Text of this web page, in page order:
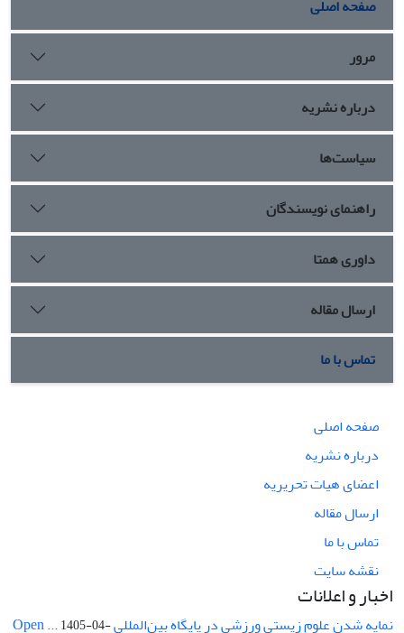
صفحه اصلی
مرور
درباره نشریه
سیاست‌ها
راهنمای نویسندگان
داوری همتا
ارسال مقاله
تماس با ما
صفحه اصلی
درباره نشریه
اعضای هیات تحریریه
ارسال مقاله
تماس با ما
نقشه سایت
اخبار و اعلانات
نمایه شدن علوم زیستی ورزشی در پایگاه بین‌المللی Open ...1405-04-